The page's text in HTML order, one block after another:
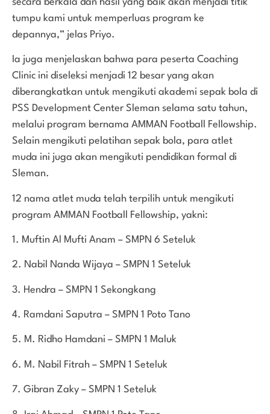
tumpu kami untuk memperluas program ke
depannya,” jelas Priyo.
Ia juga menjelaskan bahwa para peserta Coaching
Clinic ini diseleksi menjadi 12 besar yang akan
diberangkatkan untuk mengikuti akademi sepak bola di
PSS Development Center Sleman selama satu tahun,
melalui program bernama AMMAN Football Fellowship.
Selain mengikuti pelatihan sepak bola, para atlet
muda ini juga akan mengikuti pendidikan formal di
Sleman.
12 nama atlet muda telah terpilih untuk mengikuti
program AMMAN Football Fellowship, yakni:
1. Muftin Al Mufti Anam – SMPN 6 Seteluk
2. Nabil Nanda Wijaya – SMPN 1 Seteluk
3. Hendra – SMPN 1 Sekongkang
4. Ramdani Saputra – SMPN 1 Poto Tano
5. M. Ridho Hamdani – SMPN 1 Maluk
6. M. Nabil Fitrah – SMPN 1 Seteluk
7. Gibran Zaky – SMPN 1 Seteluk